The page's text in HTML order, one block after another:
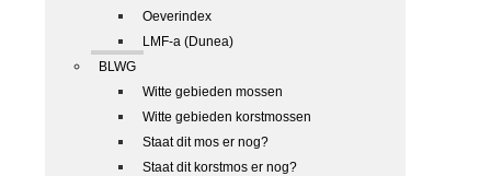
Oeverindex
LMF-a (Dunea)
BLWG
Witte gebieden mossen
Witte gebieden korstmossen
Staat dit mos er nog?
Staat dit korstmos er nog?